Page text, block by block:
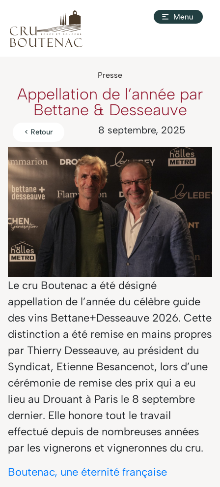
Presse
Appellation de l’année par
Bettane & Desseauve
< Retour 8 septembre, 2025
Le cru Boutenac a été désigné
appellation de l’année du célèbre guide
des vins Bettane+Desseauve 2026. Cette
distinction a été remise en mains propres
par Thierry Desseauve, au président du
Syndicat, Etienne Besancenot, lors d’une
cérémonie de remise des prix qui a eu
lieu au Drouant à Paris le 8 septembre
dernier. Elle honore tout le travail
effectué depuis de nombreuses années
par les vignerons et vigneronnes du cru.
Boutenac, une éternité française